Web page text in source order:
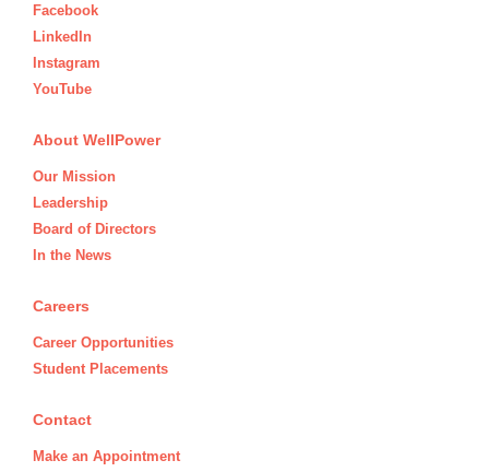
Facebook
LinkedIn
Instagram
YouTube
About WellPower
Our Mission
Leadership
Board of Directors
In the News
Careers
Career Opportunities
Student Placements
Contact
Make an Appointment